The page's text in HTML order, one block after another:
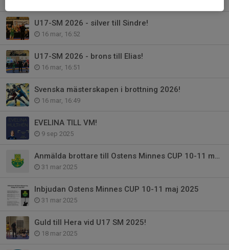
U17-SM 2026 - silver till Sindre!
16 mar, 16:52
U17-SM 2026 - brons till Elias!
16 mar, 16:51
Svenska mästerskapen i brottning 2026!
16 mar, 16:49
EVELINA TILL VM!
9 sep 2025
Anmälda brottare till Ostens Minnes CUP 10-11 maj 2025
31 mar 2025
Inbjudan Ostens Minnes CUP 10-11 maj 2025
31 mar 2025
Guld till Hera vid U17 SM 2025!
18 mar 2025